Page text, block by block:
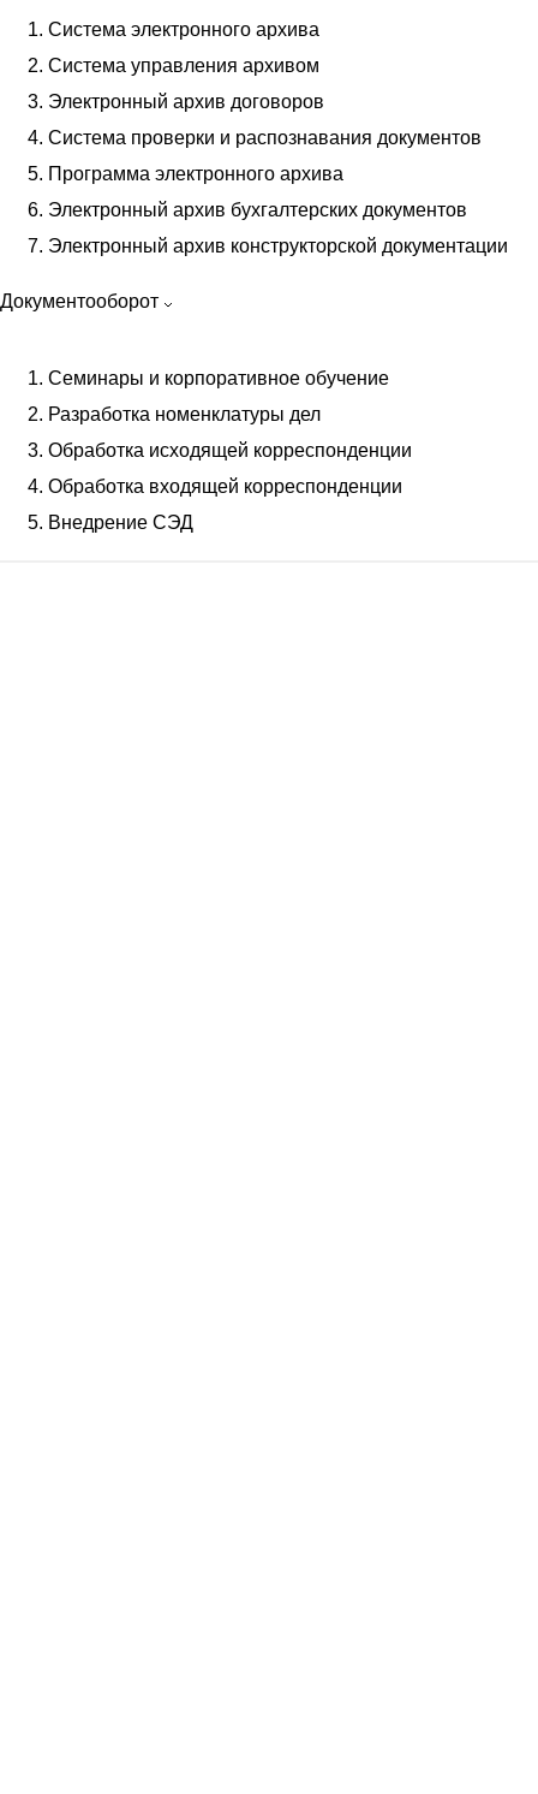
Система электронного архива
Система управления архивом
Электронный архив договоров
Система проверки и распознавания документов
Программа электронного архива
Электронный архив бухгалтерских документов
Электронный архив конструкторской документации
Документооборот
Семинары и корпоративное обучение
Разработка номенклатуры дел
Обработка исходящей корреспонденции
Обработка входящей корреспонденции
Внедрение СЭД
Уничтожение пластиковых карт
Уничтожение архивных документов
Утилизация бухгалтерских документов
Уничтожение юридических документов
Утилизация документов в СПб
Сканирование документов
Индексация документов
Сканирование проектной документации
Планшетное сканирование
Оцифровка документов
Обработка анкет и ввод данных
Перевод документов в цифровой вид
Поточное сканирование документов